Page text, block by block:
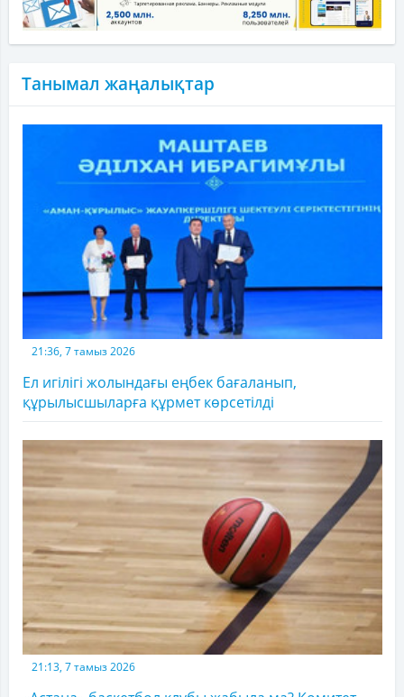
Танымал жаңалықтар
21:36, 7 тамыз 2026
Ел игілігі жолындағы еңбек бағаланып,
құрылысшыларға құрмет көрсетілді
21:13, 7 тамыз 2026